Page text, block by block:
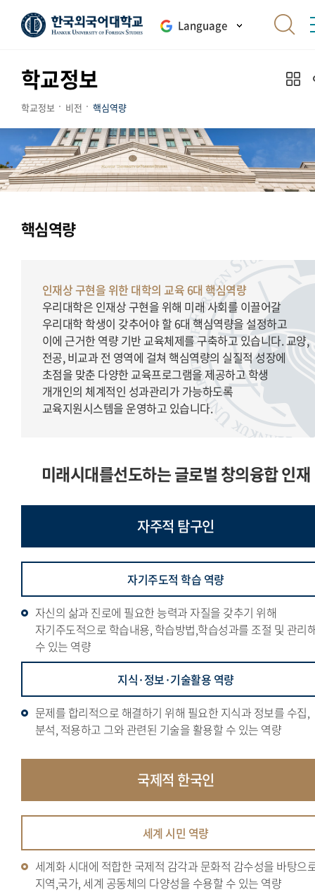
Language
학교정보
학교정보 비전 핵심역량
핵심역량
인재상 구현을 위한 대학의 교육 6대 핵심역량
우리대학은 인재상 구현을 위해 미래 사회를 이끌어갈
우리대학 학생이 갖추어야 할 6대 핵심역량을 설정하고
이에 근거한 역량 기반 교육체제를 구축하고 있습니다. 교양,
전공, 비교과 전 영역에 걸쳐 핵심역량의 실질적 성장에
초점을 맞춘 다양한 교육프로그램을 제공하고 학생
개개인의 체계적인 성과관리가 가능하도록
교육지원시스템을 운영하고 있습니다.
미래시대를선도하는 글로벌 창의융합 인재
자주적 탐구인
자기주도적 학습 역량
자신의 삶과 진로에 필요한 능력과 자질을 갖추기 위해
자기주도적으로 학습내용, 학습방법,학습성과를 조절 및 관리
수 있는 역량
지식·정보·기술활용 역량
문제를 합리적으로 해결하기 위해 필요한 지식과 정보를 수집,
분석, 적용하고 그와 관련된 기술을 활용할 수 있는 역량
국제적 한국인
세계 시민 역량
세계화 시대에 적합한 국제적 감각과 문화적 감수성을 바탕으
지역,국가, 세계 공동체의 다양성을 수용할 수 있는 역량